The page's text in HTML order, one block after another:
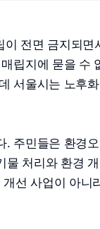
전면 금지되
립지에 묻을 수
서울시는 노후
주민들은 환경
물 처리와 환경
선 사업이 아